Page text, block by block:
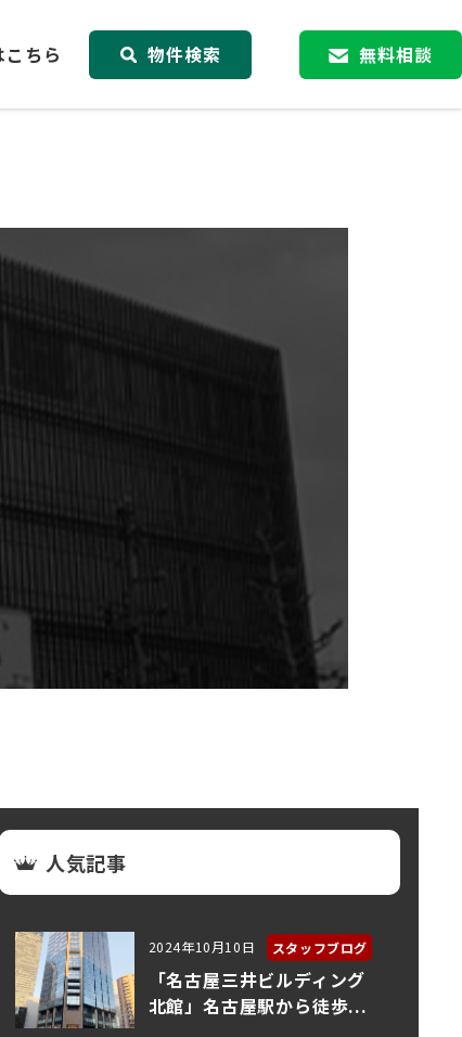
ちら 物件検索 無料相談
人気記事
2024年10月10日 スタッフブログ
「名古屋三井ビルディング
北館」名古屋駅から徒歩...